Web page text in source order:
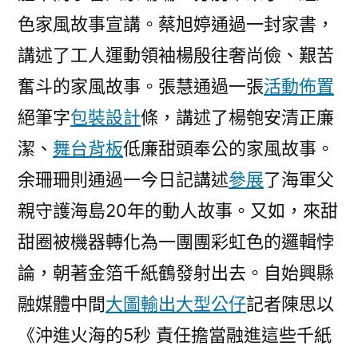
色家風故事宣講。蔡旭婷通過一封家書，
講述了工人運動領袖楊殷往奢尚儉、艱苦
奮斗的家風故事。張慧通過一張活動佈置
絕筆字包裝設計條，講述了楊匏安清正廉
潔、 舞台背板低廉甜頭奉公的家風故事。
余珊珊則通過一今日記講述參展了海軍父
親守護海島20年的動人故事。又如，來甜
甜圈被機器轉化為一團團彩虹色的邏輯悖
論，朝著金箔千紙鶴發射出去。自始興縣
融媒體中間大圖輸出大型公仔記者陳思以
《沖進火海的5秒 責任擔當融進這些千紙